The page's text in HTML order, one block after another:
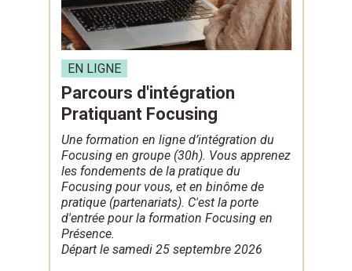
EN LIGNE
Parcours d'intégration
Pratiquant Focusing
Une formation en ligne d’intégration du
Focusing en groupe (30h). Vous apprenez
les fondements de la pratique du
Focusing pour vous, et en binôme de
pratique (partenariats). C'est la porte
d'entrée pour la formation Focusing en
Présence.
Départ le samedi 25 septembre 2026